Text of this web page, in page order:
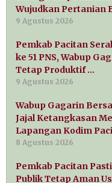
Wujudkan Pertanian
9 Agustus 2026
Pemkab Pacitan
ke 51 PNS, Wabup
Tetap Produktif …
9 Agustus 2026
Wabup Gagarin
Jajal Ketangkasan
Lapangan Kodim
8 Agustus 2026
Pemkab Pacitan
Publik Tetap Aman